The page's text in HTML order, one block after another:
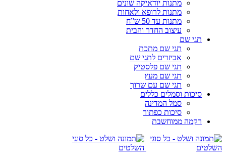
מתנות יודאיקה שונים
מתנות לרופא ולאחות
מתנות עד 50 ש”ח
עיצוב החדר והבית
תגי שם
תגי שם מתכת
אביזרים לתגי שם
תגי שם פלסטיק
תגי שם מעץ
תגי שם עם שרוך
סיכות וסמלים כללים
סמל המדינה
סיכות כפתור
רקמה ממוחשבת